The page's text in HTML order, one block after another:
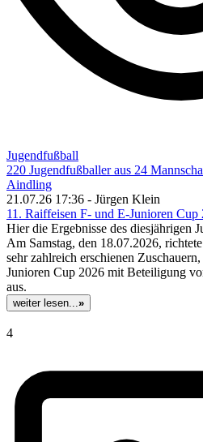
Jugendfußball
220 Jugendfußballer aus 24
Aindling
21.07.26 17:36 - Jürgen Klein
11. Raiffeisen F- und E-Junioren
Hier die Ergebnisse des diesjährigen
Am Samstag, den 18.07.2026,
sehr zahlreich erschienen
Junioren Cup 2026 mit Beteiligung
aus.
weiter lesen...»
4